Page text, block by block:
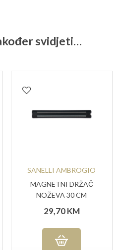
svidjeti…
SANELLI AMBROGIO
MAGNETNI DRŽAČ
NOŽEVA 30 CM
29,70KM